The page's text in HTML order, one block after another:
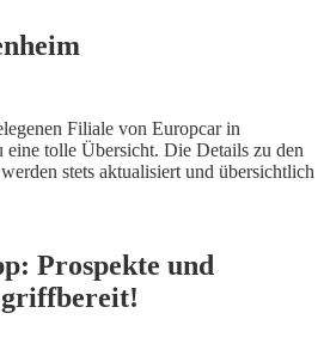
Filiale von Europcar in
tolle Übersicht. Die Details zu den
stets aktualisiert und übersichtlich
Prospekte und